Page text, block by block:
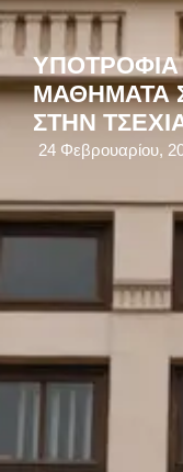
ΥΠΟΤΡΟΦΙΑ
ΜΑΘΗΜΑΤΑ
ΣΤΗΝ
24 Φεβρουαρίου,